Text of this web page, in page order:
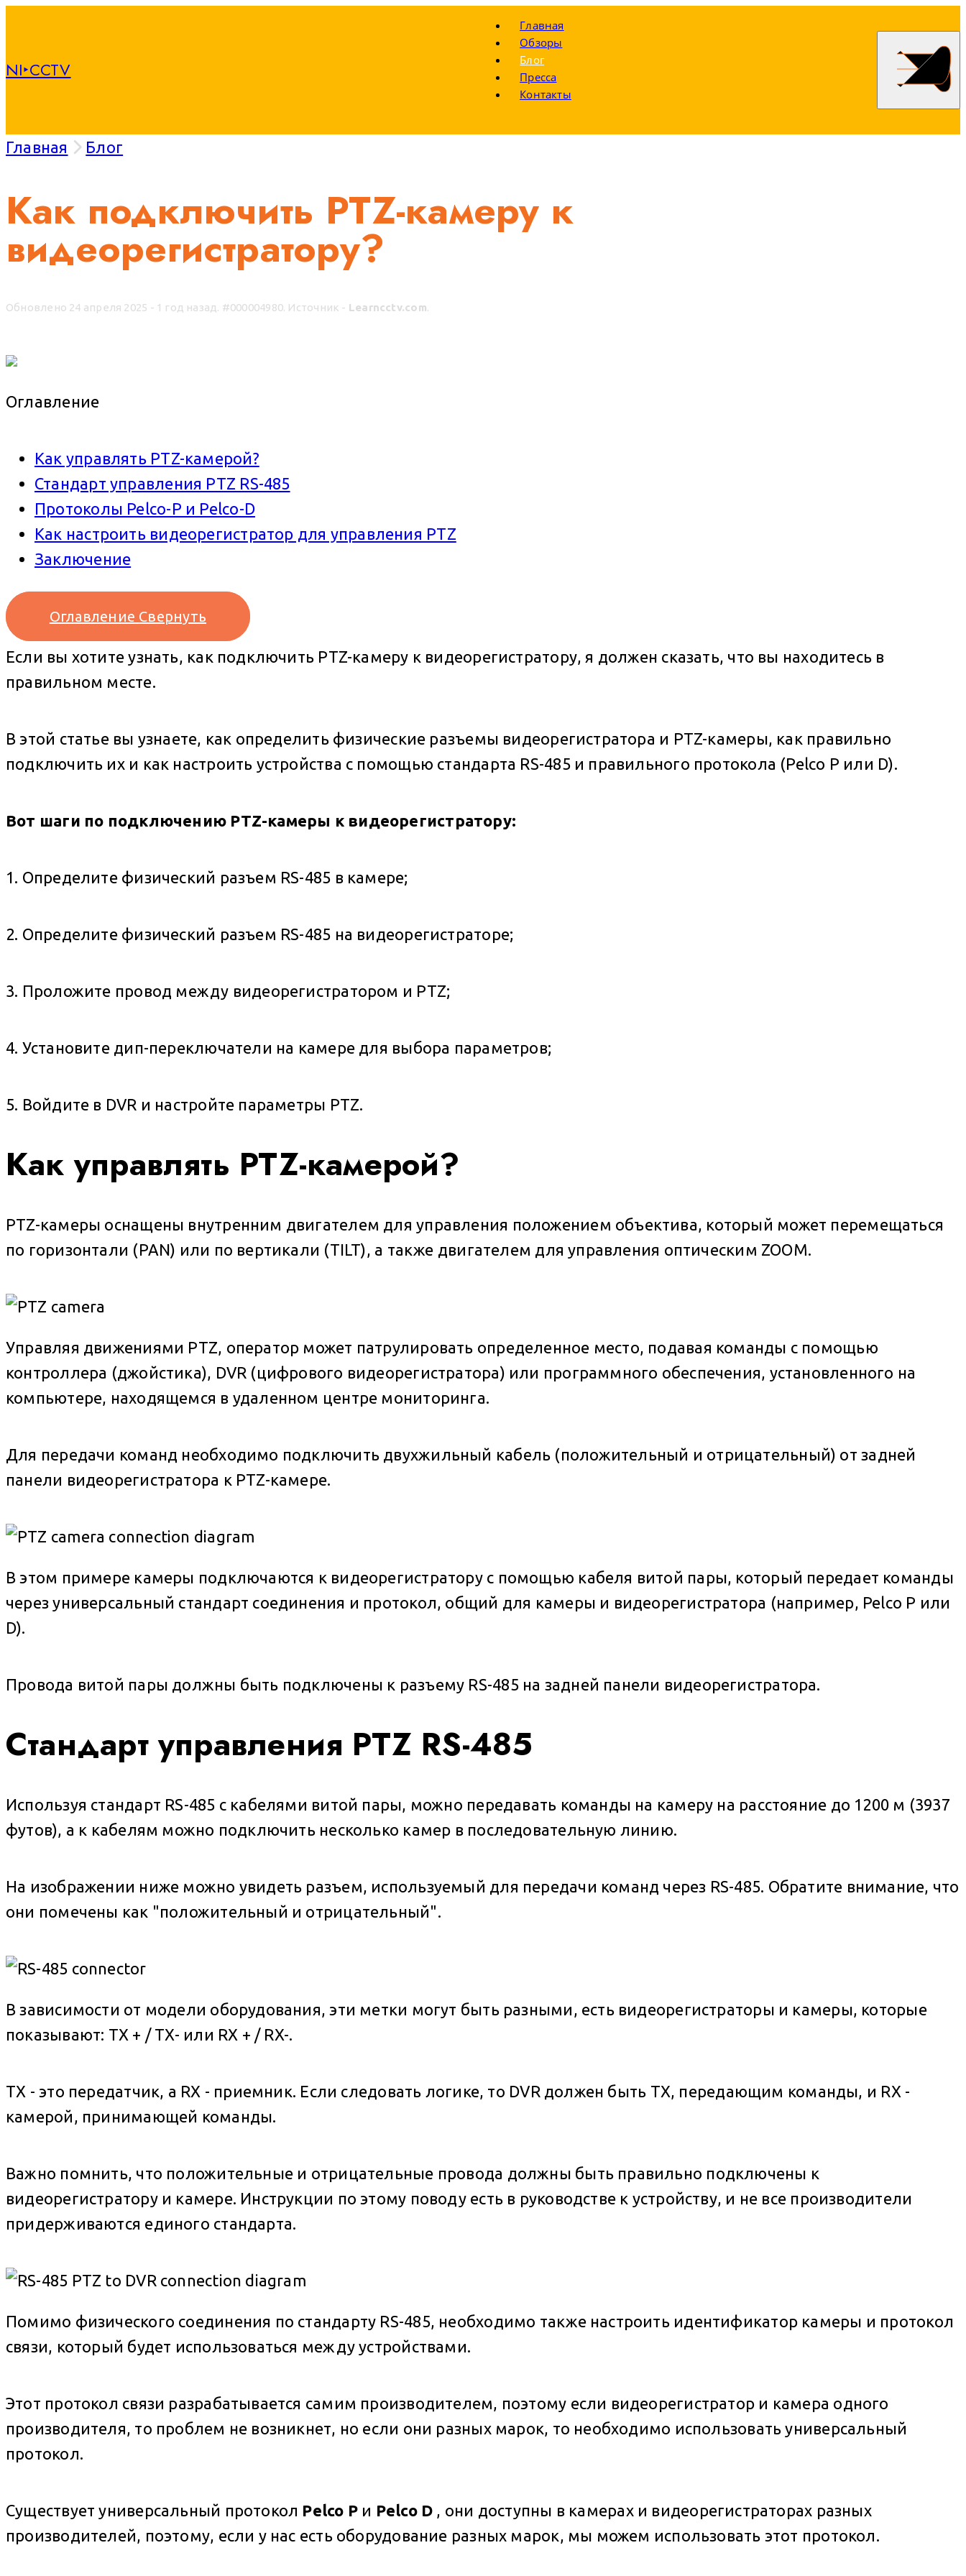
NI‣CCTV
Главная
Обзоры
Блог
Пресса
Контакты
Главная Блог
Как подключить PTZ-камеру к
видеорегистратору?
Обновлено 24 апреля 2025 - 1 год назад. #000004980. Источник - Learncctv.com.
Оглавление
Как управлять PTZ-камерой?
Стандарт управления PTZ RS-485
Протоколы Pelco-P и Pelco-D
Как настроить видеорегистратор для управления PTZ
Заключение
Оглавление Свернуть
Если вы хотите узнать, как подключить PTZ-камеру к видеорегистратору, я должен сказать, что вы находитесь в
правильном месте.
В этой статье вы узнаете, как определить физические разъемы видеорегистратора и PTZ-камеры, как правильно
подключить их и как настроить устройства с помощью стандарта RS-485 и правильного протокола (Pelco P или D).
Вот шаги по подключению PTZ-камеры к видеорегистратору:
1. Определите физический разъем RS-485 в камере;
2. Определите физический разъем RS-485 на видеорегистраторе;
3. Проложите провод между видеорегистратором и PTZ;
4. Установите дип-переключатели на камере для выбора параметров;
5. Войдите в DVR и настройте параметры PTZ.
Как управлять PTZ-камерой?
PTZ-камеры оснащены внутренним двигателем для управления положением объектива, который может перемещаться
по горизонтали (PAN) или по вертикали (TILT), а также двигателем для управления оптическим ZOOM.
Управляя движениями PTZ, оператор может патрулировать определенное место, подавая команды с помощью
контроллера (джойстика), DVR (цифрового видеорегистратора) или программного обеспечения, установленного на
компьютере, находящемся в удаленном центре мониторинга.
Для передачи команд необходимо подключить двухжильный кабель (положительный и отрицательный) от задней
панели видеорегистратора к PTZ-камере.
В этом примере камеры подключаются к видеорегистратору с помощью кабеля витой пары, который передает команды
через универсальный стандарт соединения и протокол, общий для камеры и видеорегистратора (например, Pelco P или
D).
Провода витой пары должны быть подключены к разъему RS-485 на задней панели видеорегистратора.
Стандарт управления PTZ RS-485
Используя стандарт RS-485 с кабелями витой пары, можно передавать команды на камеру на расстояние до 1200 м (3937
футов), а к кабелям можно подключить несколько камер в последовательную линию.
На изображении ниже можно увидеть разъем, используемый для передачи команд через RS-485. Обратите внимание, что
они помечены как "положительный и отрицательный".
В зависимости от модели оборудования, эти метки могут быть разными, есть видеорегистраторы и камеры, которые
показывают: TX + / TX- или RX + / RX-.
TX - это передатчик, а RX - приемник. Если следовать логике, то DVR должен быть TX, передающим команды, и RX -
камерой, принимающей команды.
Важно помнить, что положительные и отрицательные провода должны быть правильно подключены к
видеорегистратору и камере. Инструкции по этому поводу есть в руководстве к устройству, и не все производители
придерживаются единого стандарта.
Помимо физического соединения по стандарту RS-485, необходимо также настроить идентификатор камеры и протокол
связи, который будет использоваться между устройствами.
Этот протокол связи разрабатывается самим производителем, поэтому если видеорегистратор и камера одного
производителя, то проблем не возникнет, но если они разных марок, то необходимо использовать универсальный
протокол.
Существует универсальный протокол Pelco P и Pelco D , они доступны в камерах и видеорегистраторах разных
производителей, поэтому, если у нас есть оборудование разных марок, мы можем использовать этот протокол.